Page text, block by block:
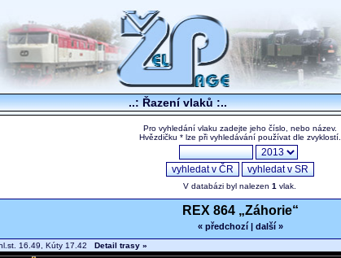
..: Řazení vlaků :..
Pro vyhledání vlaku zadejte jeho číslo, nebo název.
Hvězdičku * lze při vyhledávání používat dle zvyklostí.
V databázi byl nalezen 1 vlak.
REX 864 „Záhorie“
« předchozí| další »
16.49, Kúty 17.42 Detail trasy »